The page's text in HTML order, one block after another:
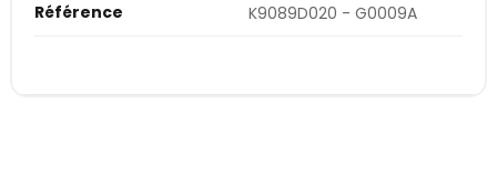
Référence K9089D020 - G0009A